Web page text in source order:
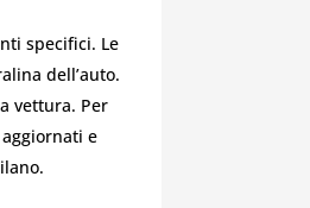
specifici. Le
dell’auto.
vettura. Per
e